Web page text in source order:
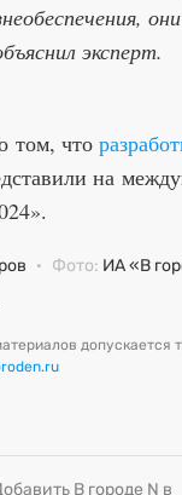
эксперт.
том, что
на
· Фото: ИА «В
допускается
В городе N в